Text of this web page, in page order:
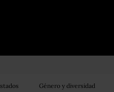
Género y diversidad